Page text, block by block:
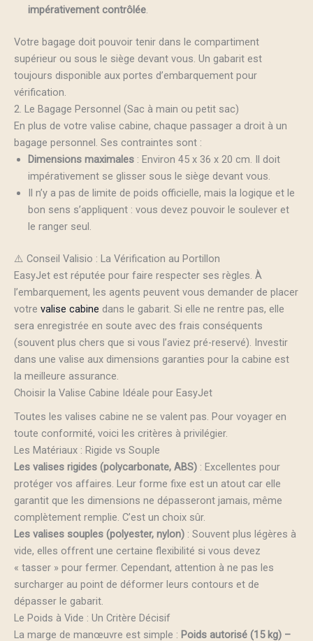
impérativement contrôlée.
Votre bagage doit pouvoir tenir dans le compartiment
supérieur ou sous le siège devant vous. Un gabarit est
toujours disponible aux portes d’embarquement pour
vérification.
2. Le Bagage Personnel (Sac à main ou petit sac)
En plus de votre valise cabine, chaque passager a droit à un
bagage personnel. Ses contraintes sont :
Dimensions maximales : Environ 45 x 36 x 20 cm. Il doit
impérativement se glisser sous le siège devant vous.
Il n’y a pas de limite de poids officielle, mais la logique et le
bon sens s’appliquent : vous devez pouvoir le soulever et
le ranger seul.
⚠️ Conseil Valisio : La Vérification au Portillon
EasyJet est réputée pour faire respecter ses règles. À
l’embarquement, les agents peuvent vous demander de placer
votre valise cabine dans le gabarit. Si elle ne rentre pas, elle
sera enregistrée en soute avec des frais conséquents
(souvent plus chers que si vous l’aviez pré-reservé). Investir
dans une valise aux dimensions garanties pour la cabine est
la meilleure assurance.
Choisir la Valise Cabine Idéale pour EasyJet
Toutes les valises cabine ne se valent pas. Pour voyager en
toute conformité, voici les critères à privilégier.
Les Matériaux : Rigide vs Souple
Les valises rigides (polycarbonate, ABS) : Excellentes pour
protéger vos affaires. Leur forme fixe est un atout car elle
garantit que les dimensions ne dépasseront jamais, même
complètement remplie. C’est un choix sûr.
Les valises souples (polyester, nylon) : Souvent plus légères à
vide, elles offrent une certaine flexibilité si vous devez
« tasser » pour fermer. Cependant, attention à ne pas les
surcharger au point de déformer leurs contours et de
dépasser le gabarit.
Le Poids à Vide : Un Critère Décisif
La marge de manœuvre est simple : Poids autorisé (15 kg) –